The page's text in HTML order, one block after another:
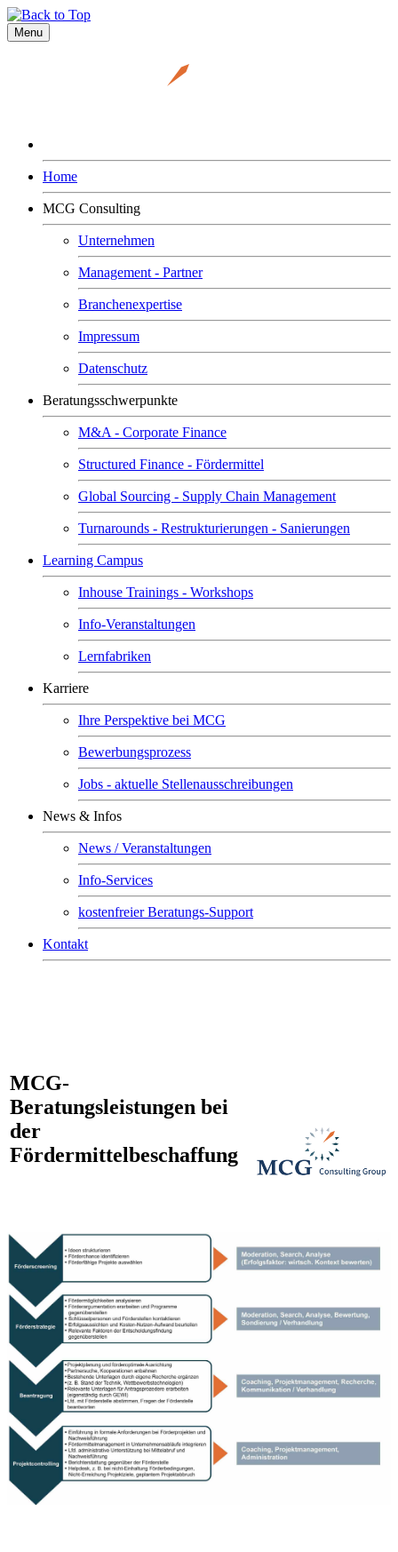
Menu
Home
MCG Consulting
Unternehmen
Management - Partner
Branchenexpertise
Impressum
Datenschutz
Beratungsschwerpunkte
M&A - Corporate Finance
Structured Finance - Fördermittel
Global Sourcing - Supply Chain Management
Turnarounds - Restrukturierungen - Sanierungen
Learning Campus
Inhouse Trainings - Workshops
Info-Veranstaltungen
Lernfabriken
Karriere
Ihre Perspektive bei MCG
Bewerbungsprozess
Jobs - aktuelle Stellenausschreibungen
News & Infos
News / Veranstaltungen
Info-Services
kostenfreier Beratungs-Support
Kontakt
MCG-
Beratungsleistungen bei
der
Fördermittelbeschaffung